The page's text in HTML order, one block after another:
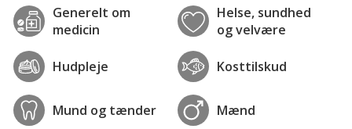
Generelt om
medicin
Helse, sundhed
og velvære
Hudpleje Kosttilskud
Mund og tænder Mænd